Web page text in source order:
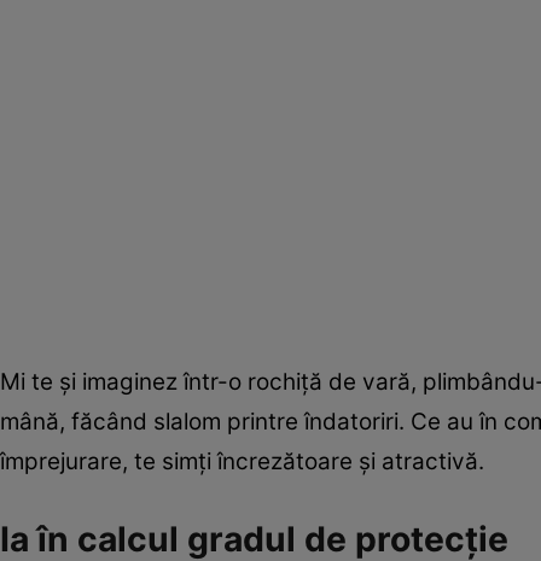
Mi te şi imaginez într-o rochiţă de vară,
mână, făcând slalom printre îndatoriri. Ce au în
împrejurare, te simţi încrezătoare şi atractivă.
Ia în calcul gradul de protecţie